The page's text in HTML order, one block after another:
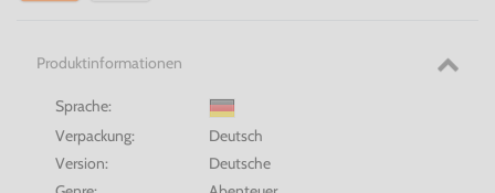
Produktinformationen
Sprache:
Verpackung:
Deutsch
Version:
Deutsche